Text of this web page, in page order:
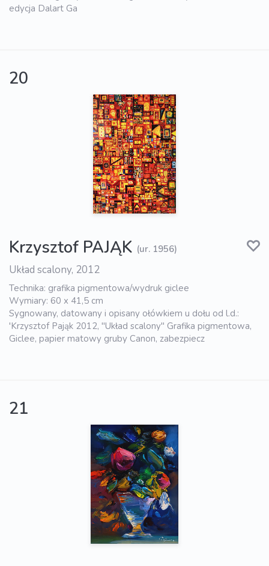
edycja Dalart Ga
20
Krzysztof PAJĄK (ur. 1956)
Układ scalony, 2012
Technika: grafika pigmentowa/wydruk giclee
Wymiary: 60 x 41,5 cm
Sygnowany, datowany i opisany ołówkiem u dołu od l.d.:
'Krzysztof Pająk 2012, "Układ scalony" Grafika pigmentowa,
Giclee, papier matowy gruby Canon, zabezpiecz
21